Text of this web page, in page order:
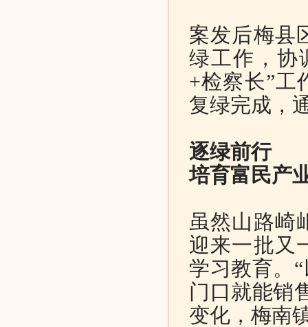
案发后梅县
绿工作，协
+检察长”工
复绿完成，
逐绿前行
培育富民产
虽然山路崎
迎来一批又
学习教育。
门口就能销
变化，梅南